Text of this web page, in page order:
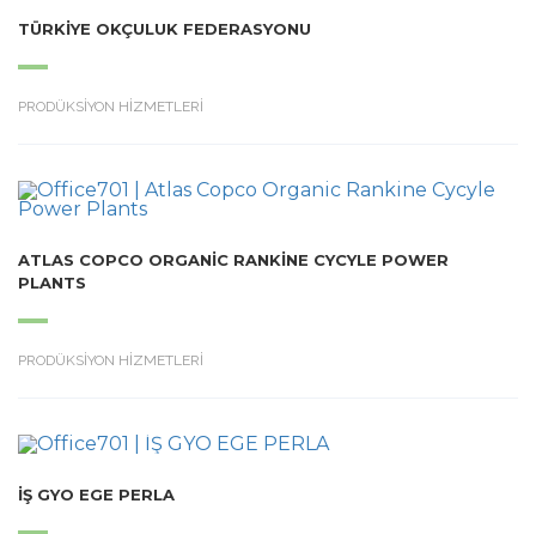
TÜRKIYE OKÇULUK FEDERASYONU
PRODÜKSİYON HİZMETLERİ
ATLAS COPCO ORGANIC RANKINE CYCYLE POWER
PLANTS
PRODÜKSİYON HİZMETLERİ
İŞ GYO EGE PERLA